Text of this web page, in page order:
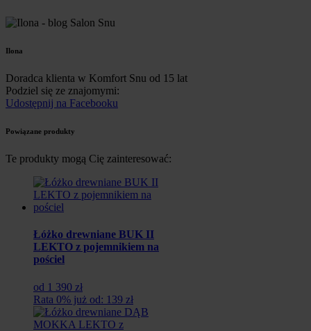
Ilona
Doradca klienta w Komfort Snu od 15 lat
Podziel się ze znajomymi:
Udostępnij na Facebooku
Powiązane produkty
Te produkty mogą Cię zainteresować:
Łóżko drewniane BUK II
LEKTO z pojemnikiem na
pościel
od 1 390 zł
Rata 0% już od: 139 zł